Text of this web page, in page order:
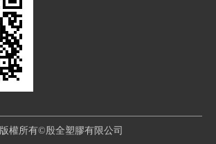
版權所有©殷全塑膠有限公司